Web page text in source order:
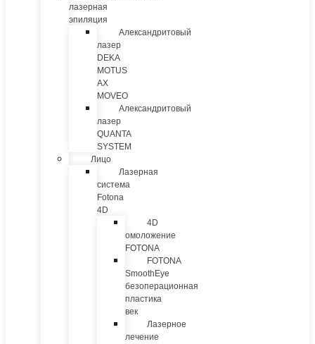
лазерная
эпиляция
Александритовый
лазер
DEKA
MOTUS
AX
MOVEO
Александритовый
лазер
QUANTA
SYSTEM
Лицо
Лазерная
система
Fotona
4D
4D
омоложение
FOTONA
FOTONA
SmoothEye
безоперационная
пластика
век
Лазерное
лечение